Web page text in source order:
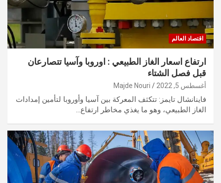
اقتصاد العالم
ارتفاع اسعار الغاز الطبيعي : اوروبا وآسيا تتصارعان
قبل فصل الشتاء
أغسطس 5, 2022 Majde Nouri
فاينانشال تايمز: تتكثف المعركة بين آسيا وأوروبا لتأمين إمدادات
الغاز الطبيعي، وهو ما يغذي مخاطر ارتفاع…